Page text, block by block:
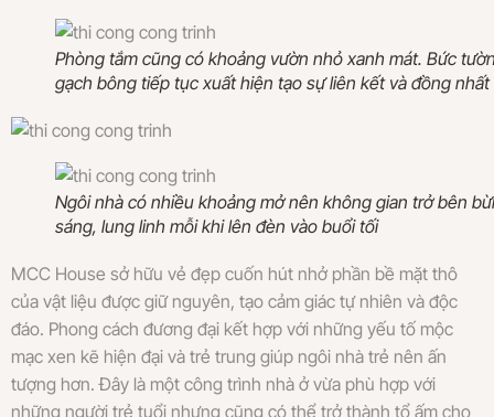
Phòng tắm cũng có khoảng vườn nhỏ xanh mát. Bức
gạch bông tiếp tục xuất hiện tạo sự liên kết và đồng nhất
Ngôi nhà có nhiều khoảng mở nên không gian trở bên
sáng, lung linh mỗi khi lên đèn vào buổi tối
MCC House sở hữu vẻ đẹp cuốn hút nhở phần bề mặt thô
của vật liệu được giữ nguyên, tạo cảm giác tự nhiên và độc
đáo. Phong cách đương đại kết hợp với những yếu tố mộc
mạc xen kẽ hiện đại và trẻ trung giúp ngôi nhà trẻ nên ấn
tượng hơn. Đây là một công trình nhà ở vừa phù hợp với
những người trẻ tuổi nhưng cũng có thể trở thành tổ ấm cho